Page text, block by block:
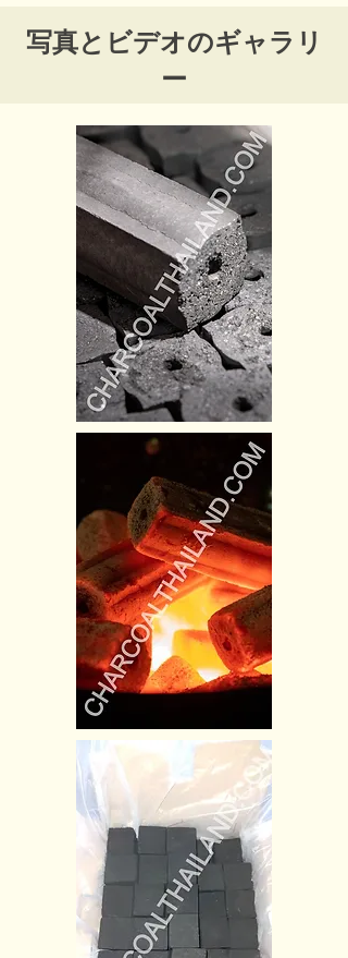
写真とビデオのギャラリ
ー